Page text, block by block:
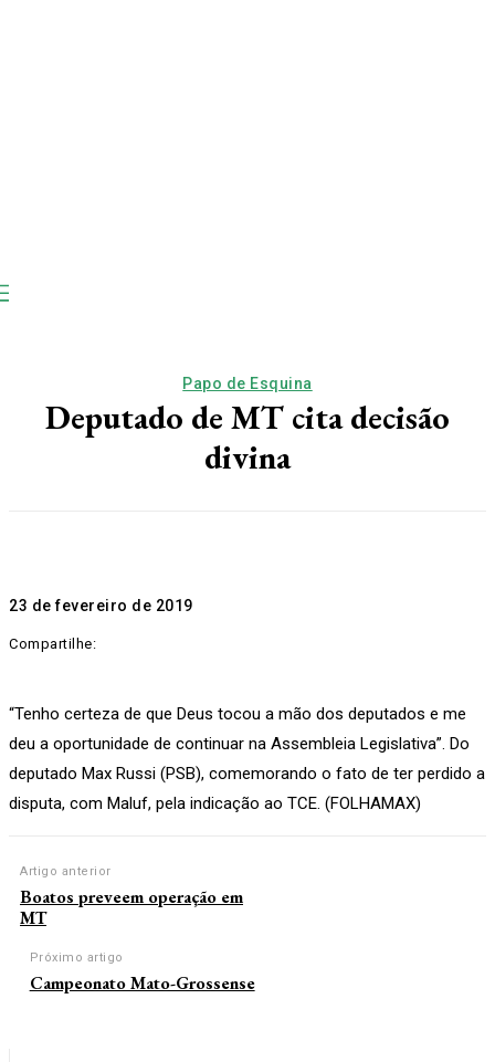
Papo de Esquina
Deputado de MT cita decisão
divina
23 de fevereiro de 2019
Compartilhe:
“Tenho certeza de que Deus tocou a mão dos deputados e me
deu a oportunidade de continuar na Assembleia Legislativa”. Do
deputado Max Russi (PSB), comemorando o fato de ter perdido a
disputa, com Maluf, pela indicação ao TCE. (FOLHAMAX)
Artigo anterior
Boatos preveem operação em
MT
Próximo artigo
Campeonato Mato-Grossense